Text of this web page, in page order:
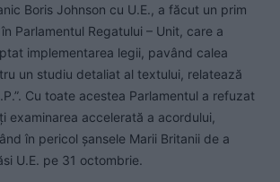
Boris Johnson cu U.E., a făcut un prim
Parlamentul Regatului – Unit, care a
implementarea legii, pavând calea
un studiu detaliat al textului, relatează
Cu toate acestea Parlamentul a refuzat
examinarea accelerată a acordului,
în pericol șansele Marii Britanii de a
U.E. pe 31 octombrie.